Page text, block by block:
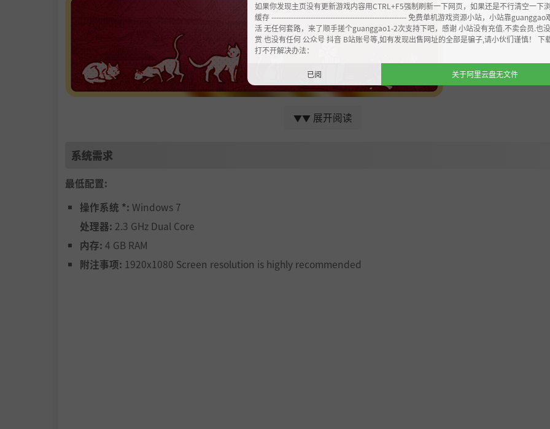
找到 120 只处于固定位置的猫。
找到 200 只处于随机位置的猫。
12 只特殊的猫可以解锁奖励级别。
寻找 20 名城市居民并获得提示。
▼▼ 展开阅读
系统需求
最低配置:
操作系统 *: Windows 7
处理器: 2.3 GHz Dual Core
内存: 4 GB RAM
附注事项: 1920x1080 Screen resolution is highly recommended
如果你发现主页没有更新游戏内容用CTRL+F5强制刷新一下网页，如果还是不行清空一下
缓存 ------------------------------------------------------- 免费单机游戏资源小站，小站靠guanggao
活 无任何套路，来了顺手搓个guanggao1-2次支持下吧，感谢 小站没有充值.不卖会员.也
赏 也没有任何 公众号 抖音 B站账号等,如有发现出售网址的全部是骗子,请小伙们谨慎！ 下
打不开解决办法：
已阅 关于阿里云盘无文件